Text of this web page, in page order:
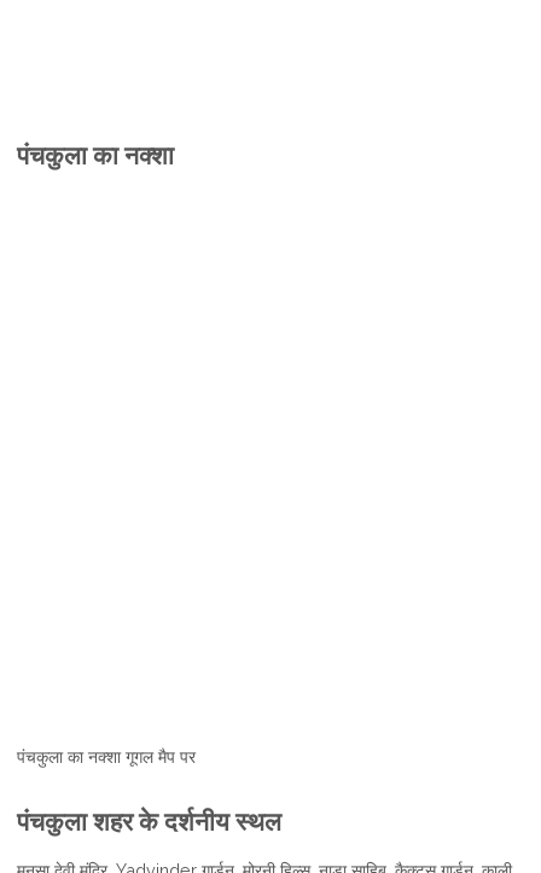
पंचकुला का नक्शा
पंचकुला का नक्शा गूगल मैप पर
पंचकुला शहर के दर्शनीय स्थल